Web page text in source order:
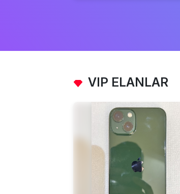
VIP ELANLAR